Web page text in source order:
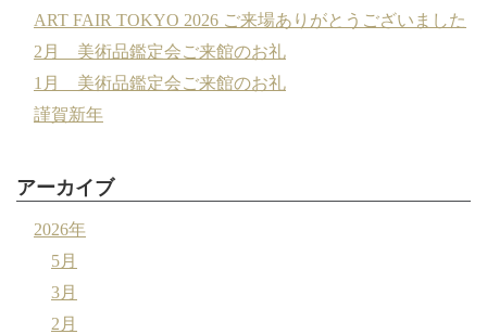
ART FAIR TOKYO 2026 ご来場ありがとうございました
2月 美術品鑑定会ご来館のお礼
1月 美術品鑑定会ご来館のお礼
謹賀新年
アーカイブ
2026年
5月
3月
2月